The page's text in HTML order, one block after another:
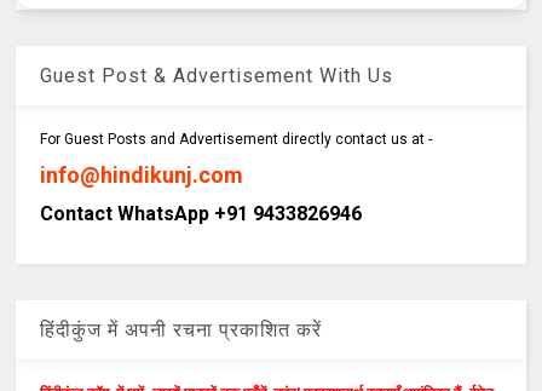
Guest Post & Advertisement With Us
For Guest Posts and Advertisement directly contact us at -
info@hindikunj.com
Contact WhatsApp +91 9433826946
हिंदीकुंज में अपनी रचना प्रकाशित करें